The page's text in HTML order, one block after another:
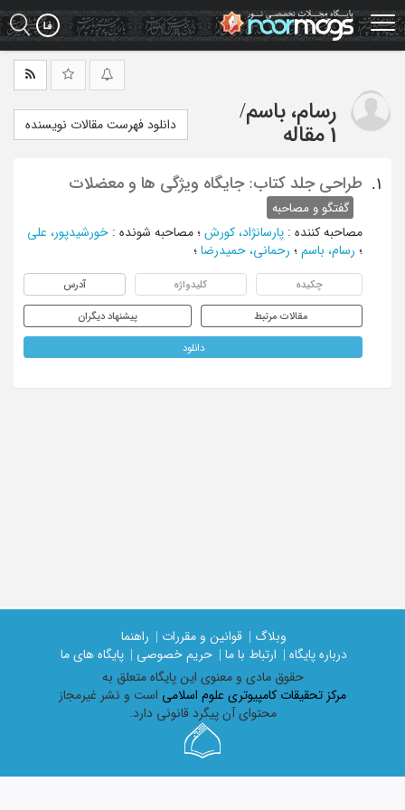
Skip
to
main
رسام، باسم/
1 مقاله
دانلود فهرست مقالات نویسنده
1. طراحی جلد کتاب: جایگاه ویژگی ها و معضلات
گفتگو و مصاحبه
مصاحبه کننده : پارسانژاد، کورش ؛ مصاحبه شونده : خورشیدپور، علی
؛ رسام، باسم ؛ رحمانی، حمیدرضا ؛
چکیده کلیدواژه آدرس
مقالات مرتبط پیشنهاد دیگران
دانلود
وبلاگ | قوانین و مقررات |
راهنما
درباره پایگاه |
ارتباط با ما | حریم خصوصی |
پایگاه های ما
حقوق مادی و معنوی اين پايگاه متعلق به
مرکز تحقیقات کامپیوتری علوم اسلامی است و نشر غیرمجاز
محتوای آن پیگرد قانونی دارد.